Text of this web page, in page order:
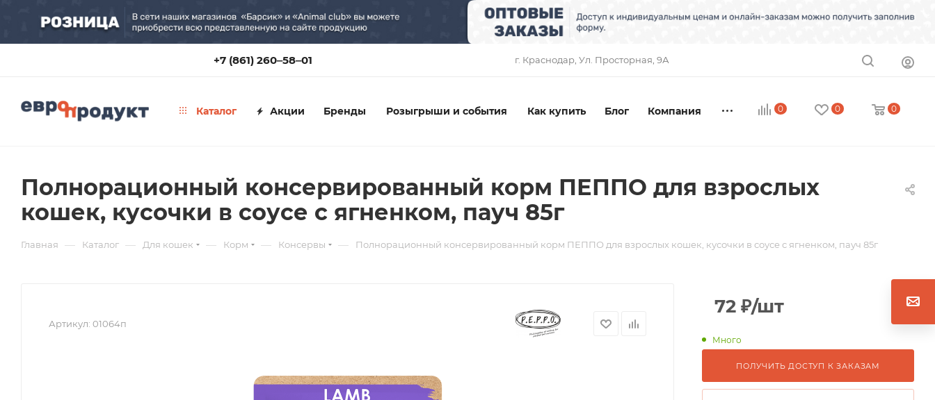
+7 (861) 260‒58‒01 г. Краснодар, ​Ул. Просторная, 9А
0 0 0
Каталог Акции Бренды Розыгрыши и события Как купить Блог Компания
Полнорационный консервированный корм ПЕППО для взрослых
кошек, кусочки в соусе с ягненком, пауч 85г
Главная — Каталог — Для кошек — Корм — Консервы — Полнорационный консервированный корм ПЕППО для взрослых кошек, кусочки в соусе с ягненком, пауч 85г
Артикул: 01064п
72 ₽/шт
Много
ПОЛУЧИТЬ ДОСТУП К ЗАКАЗАМ